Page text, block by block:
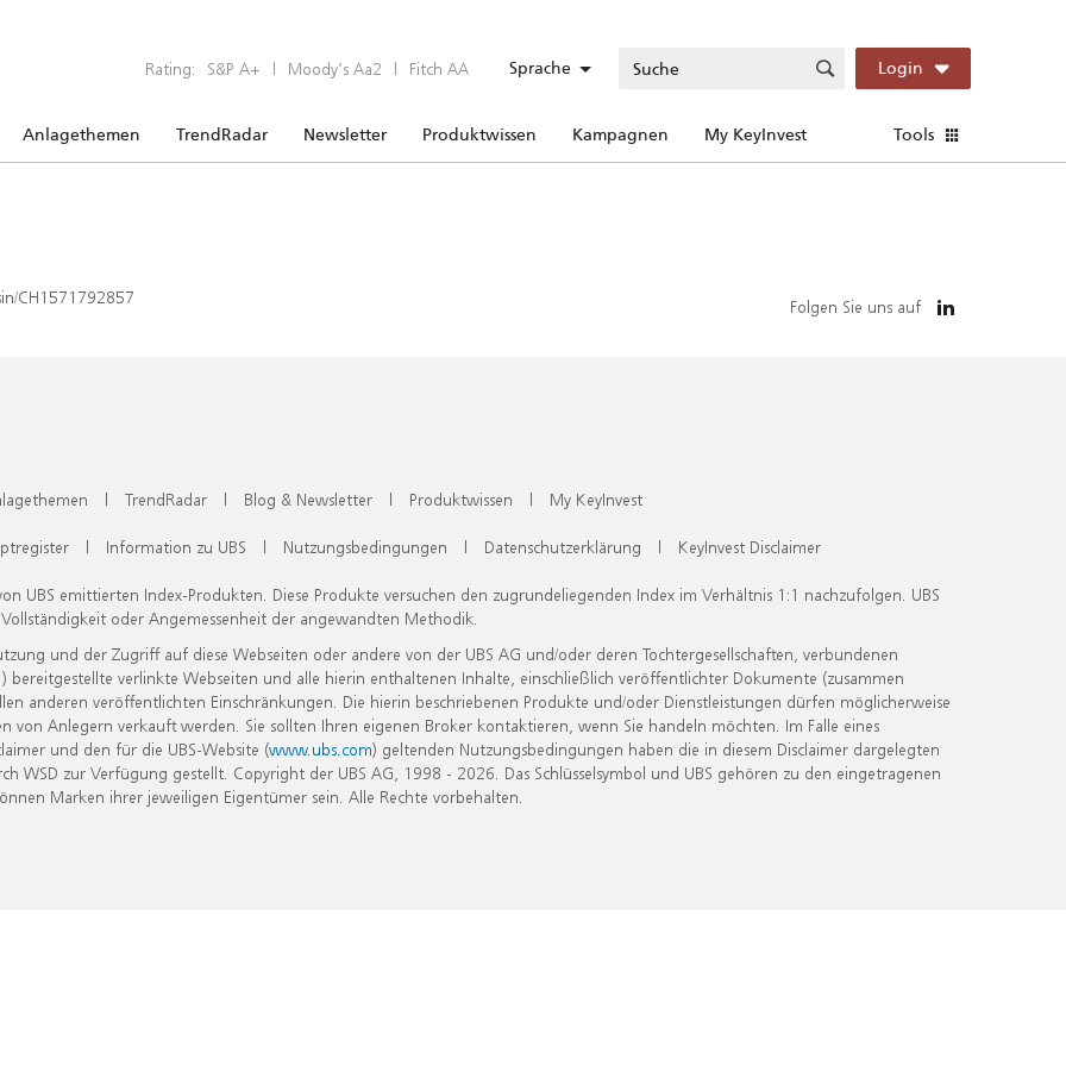
Rating: S&P A+ | Moody’s Aa2 | Fitch AA Sprache Login
Anlagethemen TrendRadar Newsletter Produktwissen Kampagnen My KeyInvest Tools
CH1571792857 Folgen Sie uns auf
| TrendRadar | Blog & Newsletter | Produktwissen | My KeyInvest
| Information zu UBS | Nutzungsbedingungen | Datenschutzerklärung | KeyInvest Disclaimer
UBS emittierten Index-Produkten. Diese Produkte versuchen den zugrundeliegenden Index im Verhältnis 1:1 nachzufolgen. UBS
oder Angemessenheit der angewandten Methodik.
und der Zugriff auf diese Webseiten oder andere von der UBS AG und/oder deren Tochtergesellschaften, verbundenen
verlinkte Webseiten und alle hierin enthaltenen Inhalte, einschließlich veröffentlichter Dokumente (zusammen
anderen veröffentlichten Einschränkungen. Die hierin beschriebenen Produkte und/oder Dienstleistungen dürfen möglicherweise
Anlegern verkauft werden. Sie sollten Ihren eigenen Broker kontaktieren, wenn Sie handeln möchten. Im Falle eines
und den für die UBS-Website (www.ubs.com) geltenden Nutzungsbedingungen haben die in diesem Disclaimer dargelegten
zur Verfügung gestellt. Copyright der UBS AG, 1998 - 2026. Das Schlüsselsymbol und UBS gehören zu den eingetragenen
Marken ihrer jeweiligen Eigentümer sein. Alle Rechte vorbehalten.